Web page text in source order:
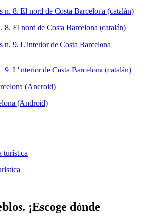
8. El nord de Costa Barcelona (catalán)
9. L'interior de Costa Barcelona (catalán)
(Android)
¡Escoge dónde